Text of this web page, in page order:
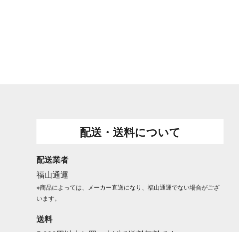
配送・送料について
配送業者
福山通運
※商品によっては、メーカー直送になり、福山通運でない場合がござ
います。
送料